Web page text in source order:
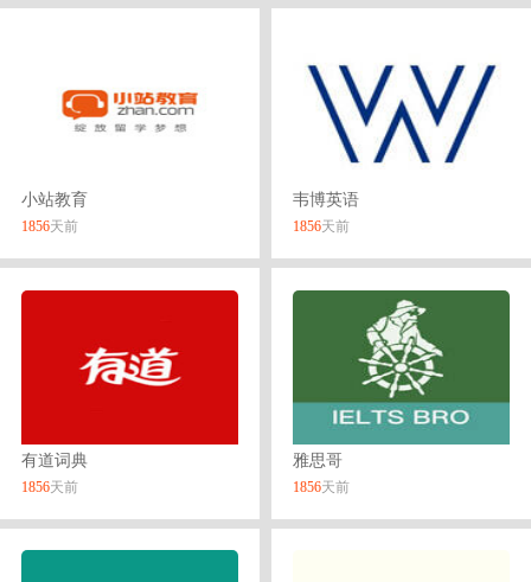
小站教育
1856天前
韦博英语
1856天前
有道词典
1856天前
雅思哥
1856天前